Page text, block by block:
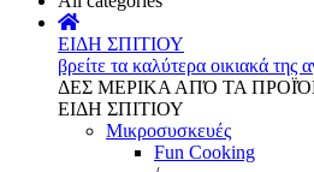
ΕΙΔΗ ΣΠΙΤΙΟΥ
βρείτε τα καλύτερα οικιακά της
ΔΕΣ ΜΕΡΙΚΑ ΑΠΌ ΤΑ
ΕΙΔΗ ΣΠΙΤΙΟΥ
Μικροσυσκευές
Fun Cooking